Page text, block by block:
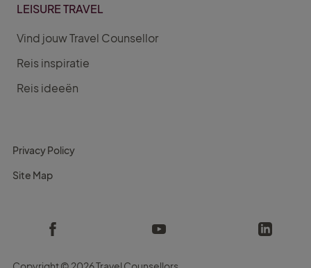
LEISURE TRAVEL
Vind jouw Travel Counsellor
Reis inspiratie
Reis ideeën
Privacy Policy
Site Map